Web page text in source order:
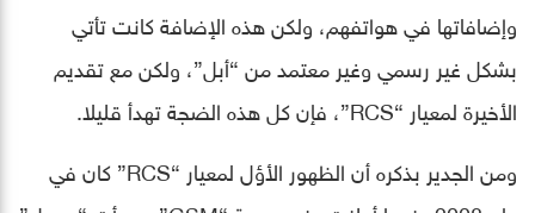
وإضافاتها في هواتفهم، ولكن هذه الإضافة كانت تأتي
بشكل غير رسمي وغير معتمد من “أبل”، ولكن مع تقديم
الأخيرة لمعيار “RCS”، فإن كل هذه الضجة تهدأ قليلا.
ومن الجدير بذكره أن الظهور الأؤل لمعيار “RCS” كان في